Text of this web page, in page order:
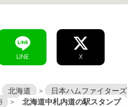
LINE X
北海道 >
日本ハムファイターズ
> 北海道中札内道の駅スタンプ